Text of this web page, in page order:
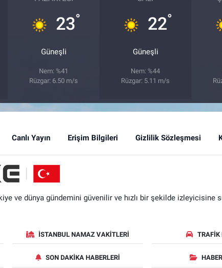
23°
Güneşli
Nem: %41
Rüzgar: 6.50 m/s
22°
Güneşli
Nem: %44
Rüzgar: 5.11 m/s
Canlı Yayın Erişim Bilgileri Gizlilik Sözleşmesi
ve dünya gündemini güvenilir ve hızlı bir şekilde izleyicisine
İSTANBUL NAMAZ VAKITLERI TRAFIK
SON DAKIKA HABERLERI